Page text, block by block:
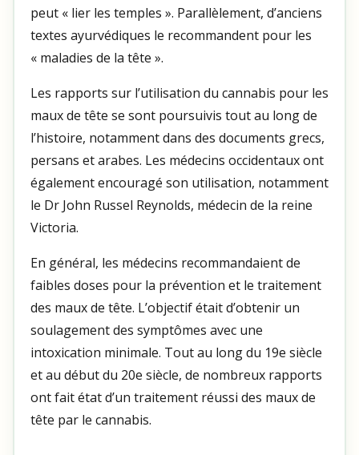
peut « lier les temples ». Parallèlement, d’anciens
textes ayurvédiques le recommandent pour les
« maladies de la tête ».
Les rapports sur l’utilisation du cannabis pour les
maux de tête se sont poursuivis tout au long de
l’histoire, notamment dans des documents grecs,
persans et arabes. Les médecins occidentaux ont
également encouragé son utilisation, notamment
le Dr John Russel Reynolds, médecin de la reine
Victoria.
En général, les médecins recommandaient de
faibles doses pour la prévention et le traitement
des maux de tête. L’objectif était d’obtenir un
soulagement des symptômes avec une
intoxication minimale. Tout au long du 19e siècle
et au début du 20e siècle, de nombreux rapports
ont fait état d’un traitement réussi des maux de
tête par le cannabis.